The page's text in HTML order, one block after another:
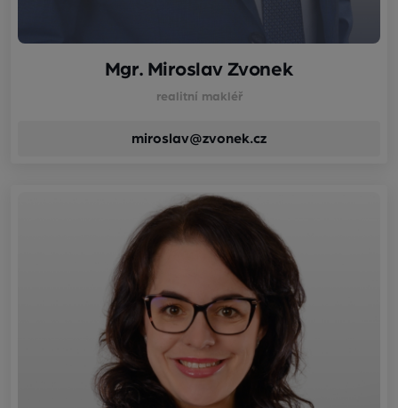
Mgr. Miroslav Zvonek
realitní makléř
miroslav@zvonek.cz